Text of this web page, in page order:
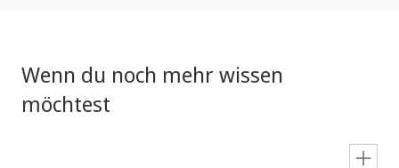
Wenn du noch mehr wissen
möchtest